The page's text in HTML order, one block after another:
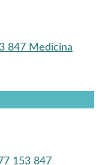
847 Medicina
153 847